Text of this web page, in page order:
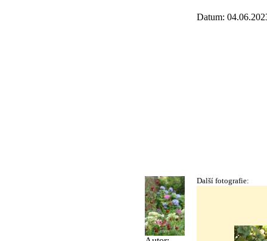
Datum:
Další fotografie: